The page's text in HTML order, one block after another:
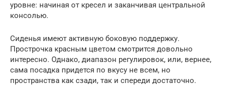
уровне: начиная от кресел и заканчивая центральной
консолью.
Сиденья имеют активную боковую поддержку.
Прострочка красным цветом смотрится довольно
интересно. Однако, диапазон регулировок, или, вернее,
сама посадка придется по вкусу не всем, но
пространства как сзади, так и спереди достаточно.